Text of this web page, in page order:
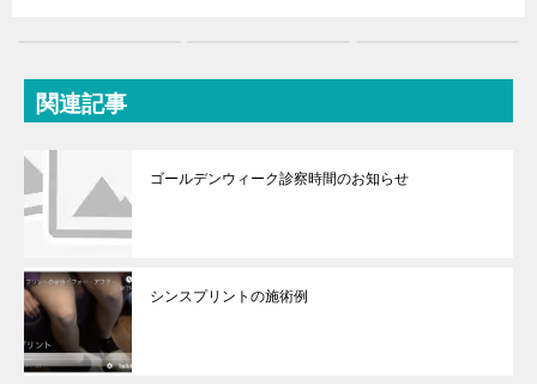
関連記事
ゴールデンウィーク診察時間のお知らせ
シンスプリントの施術例